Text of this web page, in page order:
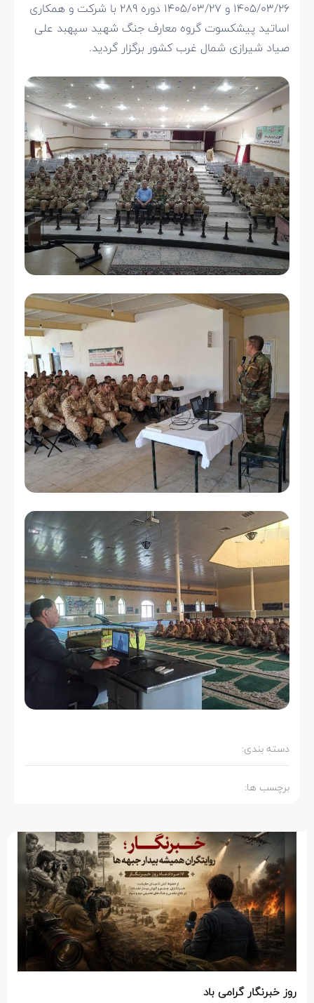
۱۴۰۵/۰۳/۲۶ و ۱۴۰۵/۰۳/۲۷ دوره ۲۸۹ با شرکت و همکاری
اساتید پیشکسوت گروه معارف جنگ شهید سپهبد علی
صیاد شیرازی شمال غرب کشور برگزار گردید.
دسته بندی:
برچسب ها:
روز خبرنگار گرامی باد